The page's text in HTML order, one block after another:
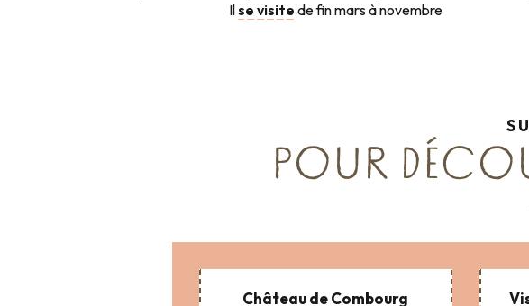
Ilse visite de fin mars à novembre
POUR
Château de Combourg